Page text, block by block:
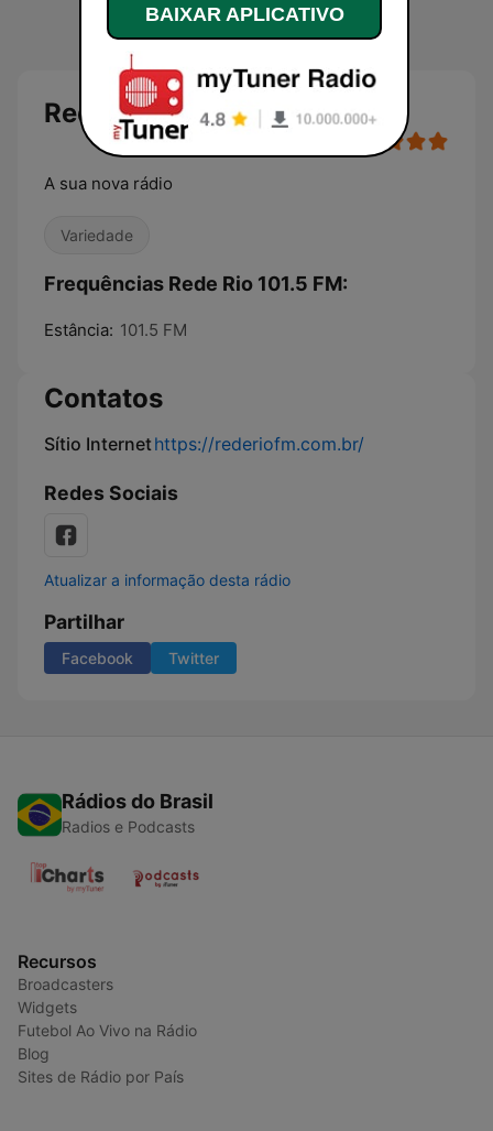
Rede Rio 101.5 FM
A sua nova rádio
Variedade
Frequências Rede Rio 101.5 FM:
Estância: 101.5 FM
Contatos
Sítio Internethttps://rederiofm.com.br/
Redes Sociais
Atualizar a informação desta rádio
Partilhar
Facebook Twitter
Rádios do Brasil
Radios e Podcasts
Recursos
Broadcasters
Widgets
Futebol Ao Vivo na Rádio
Blog
Sites de Rádio por País
BAIXAR APLICATIVO